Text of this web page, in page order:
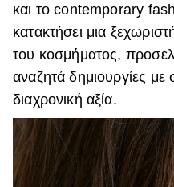
ΒΟΞ
Χωρίς Ταμπέλες
Women's Forum
και το contemporary
κατακτήσει μια
του κοσμήματος,
αναζητά δημιουργίες
διαχρονική αξία.